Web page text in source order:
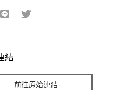
結
前往原始連結